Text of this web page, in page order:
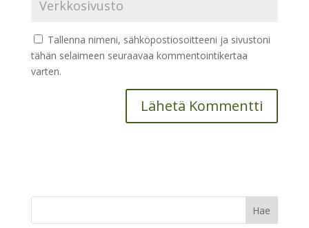
Tallenna nimeni, sähköpostiosoitteeni ja sivustoni
tähän selaimeen seuraavaa kommentointikertaa
varten.